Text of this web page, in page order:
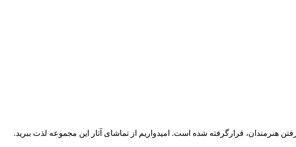
هنرمندان، قرارگرفته شده است. امیدواریم از تماشای آثار این مجموعه لذت ببرید.